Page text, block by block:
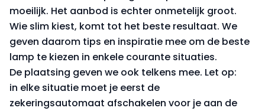
moeilijk. Het aanbod is echter onmetelijk groot.
Wie slim kiest, komt tot het beste resultaat. We
geven daarom tips en inspiratie mee om de beste
lamp te kiezen in enkele courante situaties.
De plaatsing geven we ook telkens mee. Let op:
in elke situatie moet je eerst de
zekeringsautomaat afschakelen voor je aan de